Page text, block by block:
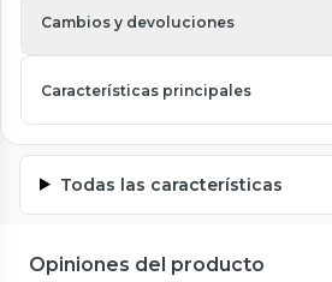
Cambios y devoluciones
Características principales
Todas las características
Opiniones del producto